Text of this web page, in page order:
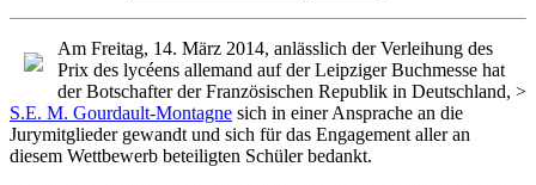
Am Freitag, 14. März 2014, anlässlich der Verleihung des
Prix des lycéens allemand auf der Leipziger Buchmesse hat
der Botschafter der Französischen Republik in Deutschland, >
S.E. M. Gourdault-Montagne sich in einer Ansprache an die
Jurymitglieder gewandt und sich für das Engagement aller an
diesem Wettbewerb beteiligten Schüler bedankt.